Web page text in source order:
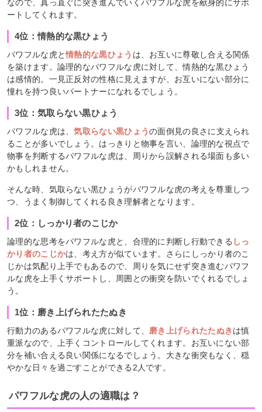
なので、真っ直ぐに突き進んでいくパワフルな虎を献身的にサポ
ートしてくれます。
4位：情熱的な黒ひょう
パワフルな虎と情熱的な黒ひょう は、お互いに尊敬し合える関係
を築けます。論理的なパワフルな虎に対して、情熱的な黒ひょう
は感情的。一見正反対の性格に見えますが、お互いにない部分に
憧れを持つ良いパートナーになれるでしょう。
3位：気取らない黒ひょう
パワフルな虎は、気取らない黒ひょうの面倒見の良さに支えられ
ることが多いでしょう。はっきりと物事を言い、論理的な視点で
物事を判断するパワフルな虎は、周りから誤解される場面も多い
かもしれません。
そんな時、気取らない黒ひょうがパワフルな虎の考えを尊重しつ
つ、うまく制御してくれる良き理解者となります。
2位：しっかり者のこじか
論理的な思考をパワフルな虎と、合理的に判断し行動できる しっ
かり者のこじかは、考え方が似ています。さらにしっかり者のこ
じかは気配り上手でもあるので、周りを気にせず突き進むパワフ
ルな虎を上手くサポートし、周囲との衝突を防いでくれるでしょ
う。
1位：磨き上げられたたぬき
行動力のあるパワフルな虎に対して、 磨き上げられたたぬきは慎
重派なので、上手くコントロールしてくれます。お互いにない部
分を補い合える良い関係になるでしょう。大きな衝突もなく、穏
やかな日々を過ごすことができる2人です。
パワフルな虎の人の適職は？